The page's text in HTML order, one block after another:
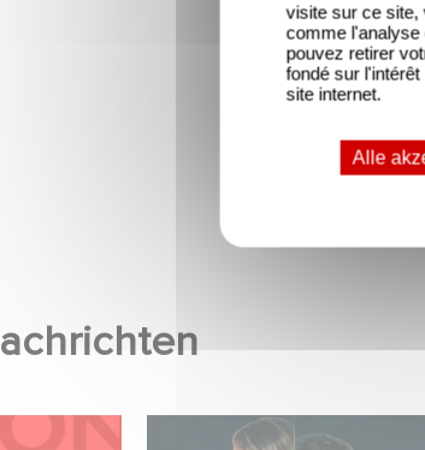
Unfamiliar ist auf Platz 1 der
visite sur ce site,
comme l'analyse
pouvez retirer
fondé sur
site internet.
Alle